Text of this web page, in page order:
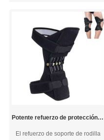
articulaciones y compartir la carga
en los huesos del tobillo. Se
utilizan diferentes densidades de
tejido en diferentes partes para
lograr una presión segmentada.
Se adapta a la forma del pie, es
cómodo de usar y permite un
ejercicio sin restricciones.
Potente refuerzo de protección de rodilla de rebote para el dolor en las articulaciones
El refuerzo de soporte de rodilla